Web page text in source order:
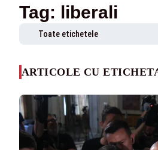
Tag: liberali
Toate etichetele
ARTICOLE CU